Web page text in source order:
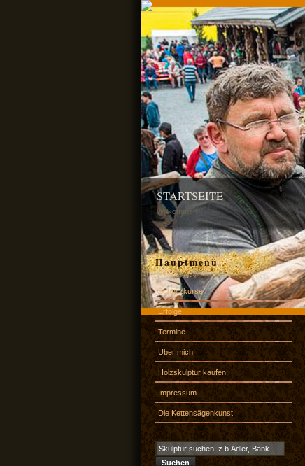
STARTSEITE
Willkommen
Hauptmenü
Schnitzkurse
Erfolge
Termine
Über mich
Holzskulptur kaufen
Impressum
Die Kettensägenkunst